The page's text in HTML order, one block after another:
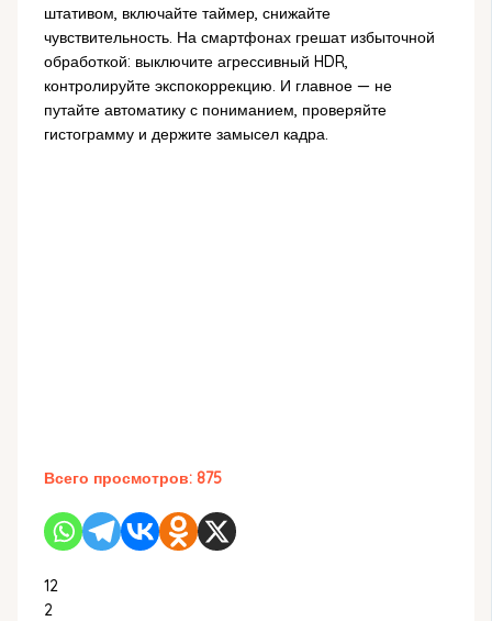
штативом, включайте таймер, снижайте
чувствительность. На смартфонах грешат избыточной
обработкой: выключите агрессивный HDR,
контролируйте экспокоррекцию. И главное — не
путайте автоматику с пониманием, проверяйте
гистограмму и держите замысел кадра.
Всего просмотров: 875
12
2